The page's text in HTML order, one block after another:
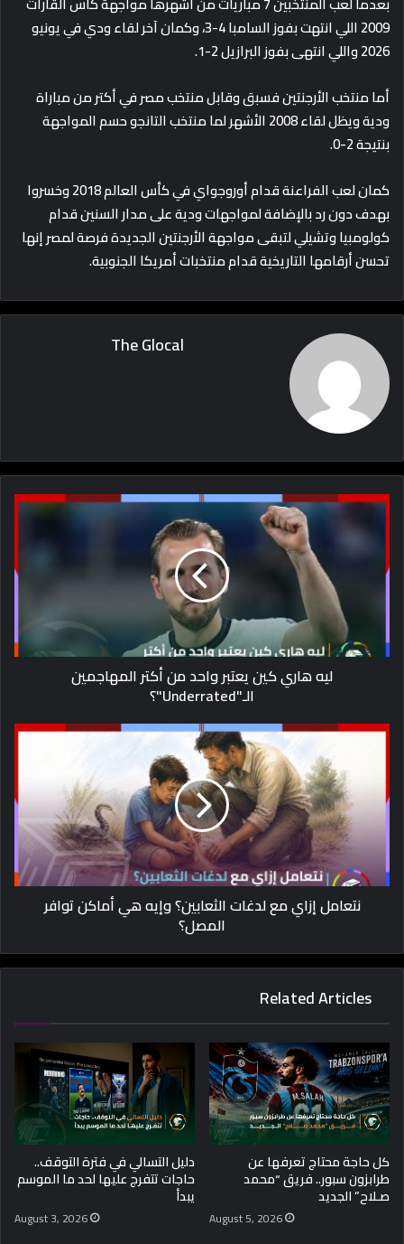
2009 اللي انتهت بفوز السامبا 4-3، وكمان آخر لقاء ودي في يونيو
2026 واللي انتهى بفوز البرازيل 2-1.
أما منتخب الأرجنتين فسبق وقابل منتخب مصر في أكتر من مباراة
ودية ويظل لقاء 2008 الأشهر لما منتخب التانجو حسم المواجهة
بنتيجة 2-0.
كمان لعب الفراعنة قدام أوروجواي في كأس العالم 2018 وخسروا
بهدف دون رد بالإضافة لمواجهات ودية على مدار السنين قدام
كولومبيا وتشيلي لتبقى مواجهة الأرجنتين الجديدة فرصة لمصر إنها
تحسن أرقامها التاريخية قدام منتخبات أمريكا الجنوبية.
The Glocal
ليه هاري كين يعتبر واحد من أكتر المهاجمين
الـ"Underrated"؟
نتعامل إزاي مع لدغات الثعابين؟ وإيه هي أماكن توافر
المصل؟
Related Articles
كل حاجة محتاج تعرفها عن
طرابزون سبور.. فريق “محمد
صـلاح” الجديد
August 5, 2026
دليل التسالي في فترة التوقف..
حاجات تتفرج عليها لحد ما الموسم
يبدأ
August 3, 2026